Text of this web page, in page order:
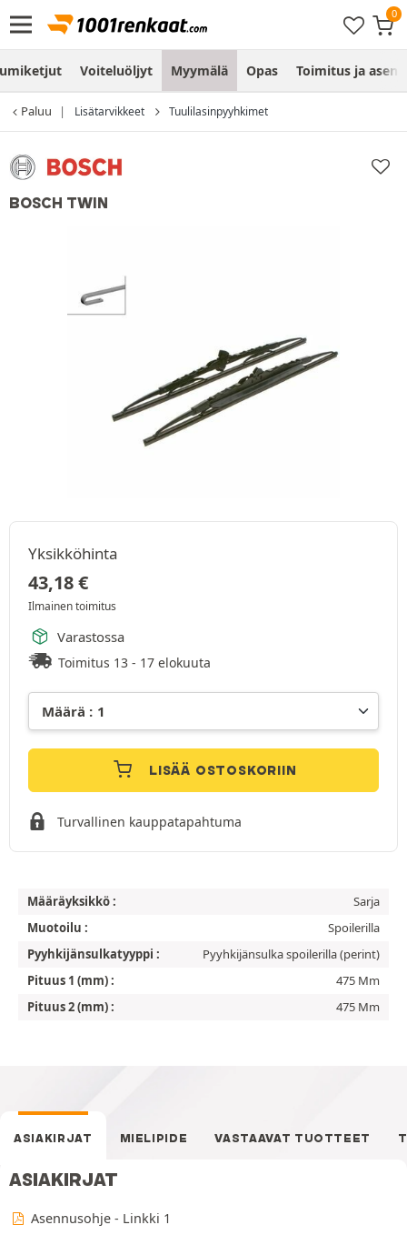
Voiteluöljyt Myymälä Opas Toimitus ja
Paluu Lisätarvikkeet Tuulilasinpyyhkimet
BOSCH TWIN
Yksikköhinta
43,18€
Ilmainen toimitus
Varastossa
Toimitus 13 - 17 elokuuta
LISÄÄ OSTOSKORIIN
Turvallinen kauppatapahtuma
Määräyksikkö :
Sarja
Muotoilu :
Spoilerilla
Pyyhkijänsulkatyyppi :
Pyyhkijänsulka spoilerilla (perint)
Pituus 1 (mm) :
475 Mm
Pituus 2 (mm) :
475 Mm
ASIAKIRJAT MIELIPIDE VASTAAVAT TUOTTEET
ASIAKIRJAT
Asennusohje - Linkki 1